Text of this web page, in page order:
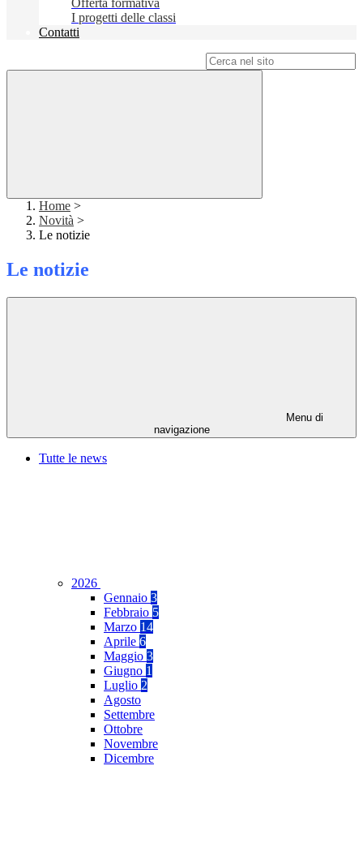
Offerta formativa
I progetti delle classi
Contatti
Home >
Novità >
Le notizie
Le notizie
Menu di
navigazione
Tutte le news
2026
Gennaio 3
Febbraio 5
Marzo 14
Aprile 6
Maggio 3
Giugno 1
Luglio 2
Agosto
Settembre
Ottobre
Novembre
Dicembre